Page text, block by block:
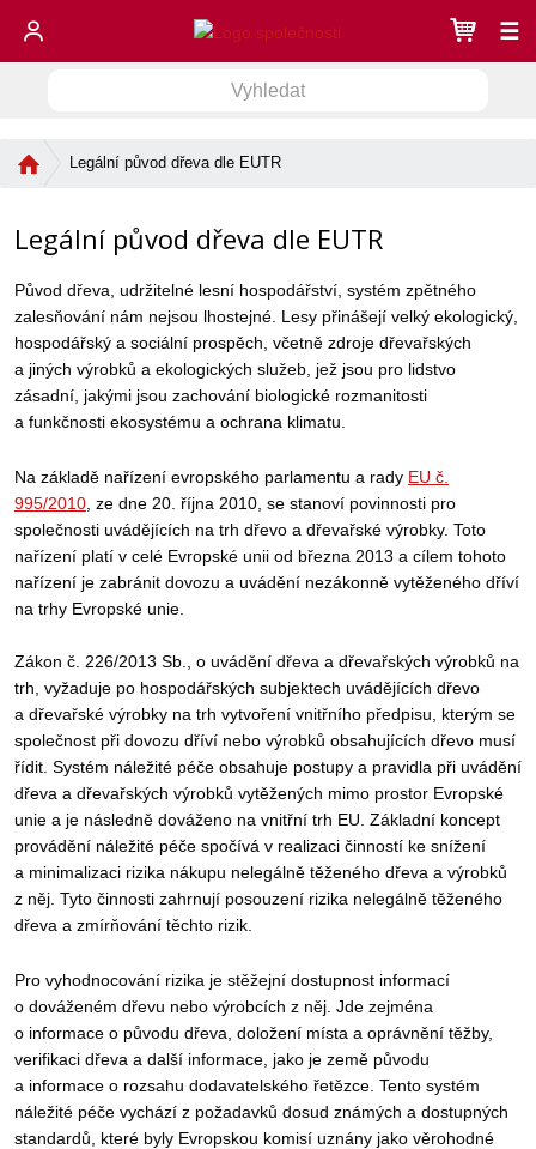
t
☰
v
d
n
r
a
n
a
Legální původ dřeva dle EUTR
Legální původ dřeva dle EUTR
Původ dřeva, udržitelné lesní hospodářství, systém zpětného
zalesňování nám nejsou lhostejné. Lesy přinášejí velký ekologický,
hospodářský a sociální prospěch, včetně zdroje dřevařských
a jiných výrobků a ekologických služeb, jež jsou pro lidstvo
zásadní, jakými jsou zachování biologické rozmanitosti
a funkčnosti ekosystému a ochrana klimatu.
Na základě nařízení evropského parlamentu a rady EU č.
995/2010 , ze dne 20. října 2010, se stanoví povinnosti pro
společnosti uvádějících na trh dřevo a dřevařské výrobky. Toto
nařízení platí v celé Evropské unii od března 2013 a cílem tohoto
nařízení je zabránit dovozu a uvádění nezákonně vytěženého dříví
na trhy Evropské unie.
Zákon č. 226/2013 Sb., o uvádění dřeva a dřevařských výrobků na
trh, vyžaduje po hospodářských subjektech uvádějících dřevo
a dřevařské výrobky na trh vytvoření vnitřního předpisu, kterým se
společnost při dovozu dříví nebo výrobků obsahujících dřevo musí
řídit. Systém náležité péče obsahuje postupy a pravidla při uvádění
dřeva a dřevařských výrobků vytěžených mimo prostor Evropské
unie a je následně dováženo na vnitřní trh EU. Základní koncept
provádění náležité péče spočívá v realizaci činností ke snížení
a minimalizaci rizika nákupu nelegálně těženého dřeva a výrobků
z něj. Tyto činnosti zahrnují posouzení rizika nelegálně těženého
dřeva a zmírňování těchto rizik.
Pro vyhodnocování rizika je stěžejní dostupnost informací
o dováženém dřevu nebo výrobcích z něj. Jde zejména
o informace o původu dřeva, doložení místa a oprávnění těžby,
verifikaci dřeva a další informace, jako je země původu
a informace o rozsahu dodavatelského řetězce. Tento systém
náležité péče vychází z požadavků dosud známých a dostupných
standardů, které byly Evropskou komisí uznány jako věrohodné